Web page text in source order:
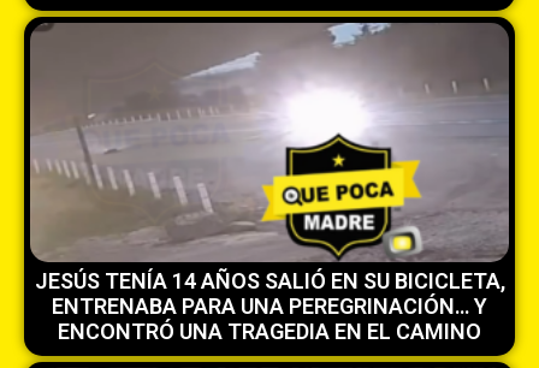
JESÚS TENÍA 14 AÑOS SALIÓ EN SU BICICLETA,
ENTRENABA PARA UNA PEREGRINACIÓN… Y
ENCONTRÓ UNA TRAGEDIA EN EL CAMINO